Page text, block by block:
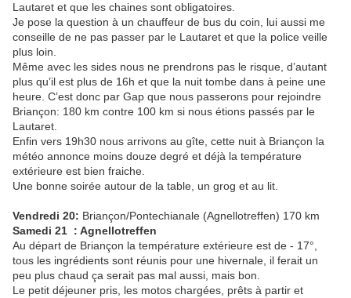
Lautaret et que les chaines sont obligatoires.
Je pose la question à un chauffeur de bus du coin, lui aussi me
conseille de ne pas passer par le Lautaret et que la police veille
plus loin.
Même avec les sides nous ne prendrons pas le risque, d’autant
plus qu’il est plus de 16h et que la nuit tombe dans à peine une
heure. C’est donc par Gap que nous passerons pour rejoindre
Briançon: 180 km contre 100 km si nous étions passés par le
Lautaret.
Enfin vers 19h30 nous arrivons au gîte, cette nuit à Briançon la
météo annonce moins douze degré et déjà la température
extérieure est bien fraiche.
Une bonne soirée autour de la table, un grog et au lit.
Vendredi 20: Briançon/Pontechianale (Agnellotreffen) 170 km
Samedi 21 : Agnellotreffen
Au départ de Briançon la température extérieure est de - 17°,
tous les ingrédients sont réunis pour une hivernale, il ferait un
peu plus chaud ça serait pas mal aussi, mais bon.
Le petit déjeuner pris, les motos chargées, prêts à partir et